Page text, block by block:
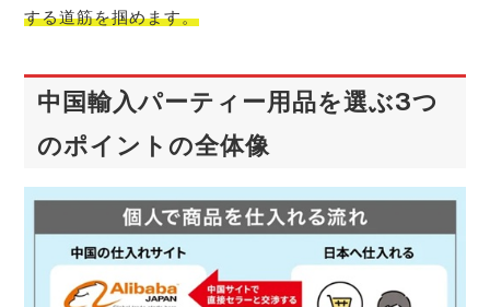
する道筋を掴めます。
中国輸入パーティー用品を選ぶ3つ
のポイントの全体像